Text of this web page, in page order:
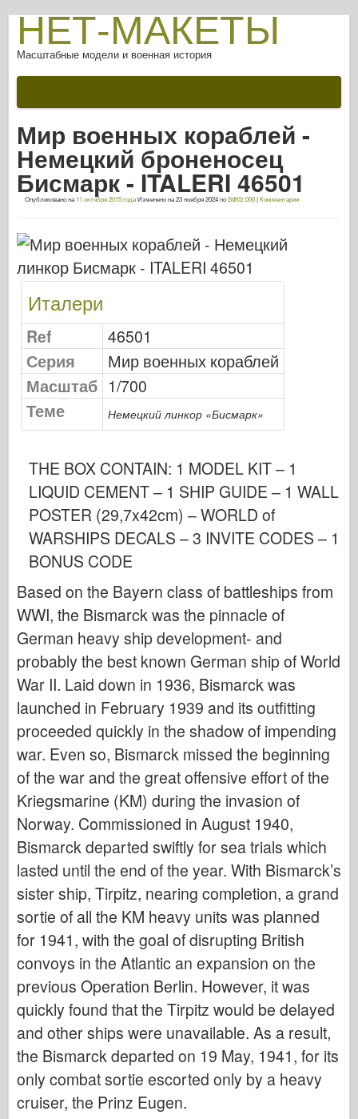
НЕТ-МАКЕТЫ
Масштабные модели и военная история
После битвы
Оружие AFV
Союзная ось
Броня ФотоГалерея
Конкорд
Орехи и болты
Моделирование Osprey
Оспри Издательский
Сигнал эскадрильи
ТанкВласть
Грузовики и танки
Wydawnictwo Милитария
Макеты
Академии
Модели тузов
Клуб AFV
Airfix
Ввс
Модель АЗ
Черная собака
Бронко
Кибер-хобби
Днепромодель
Дракона
Эдуард
E.T. Модель
Тонкие формы
Силы доблести
ФриулМодель
Хасэгава
Хеллер
ХоббиБос
Модели IBG
Jc.
Италери
Легенда
Менг Модель
Мир военных кораблей -
Немецкий броненосец
Бисмарк - ITALERI 46501
Опубликовано на 11 октября 2015 годаИзменено на23 ноября 2024поSdKfz.000|Комментарии
Италери
Ref
46501
Серия
Мир военных кораблей
Масштаб 1/700
Теме
Немецкий линкор «Бисмарк»
THE BOX CONTAIN: 1 MODEL KIT – 1
LIQUID CEMENT – 1 SHIP GUIDE – 1 WALL
POSTER (29,7x42cm) – WORLD of
WARSHIPS DECALS – 3 INVITE CODES – 1
BONUS CODE
Based on the Bayern class of battleships from
WWI, the Bismarck was the pinnacle of
German heavy ship development- and
probably the best known German ship of World
War II. Laid down in 1936, Bismarck was
launched in February 1939 and its outfitting
proceeded quickly in the shadow of impending
war. Even so, Bismarck missed the beginning
of the war and the great offensive effort of the
Kriegsmarine (KM) during the invasion of
Norway. Commissioned in August 1940,
Bismarck departed swiftly for sea trials which
lasted until the end of the year. With Bismarck’s
sister ship, Tirpitz, nearing completion, a grand
sortie of all the KM heavy units was planned
for 1941, with the goal of disrupting British
convoys in the Atlantic an expansion on the
previous Operation Berlin. However, it was
quickly found that the Tirpitz would be delayed
and other ships were unavailable. As a result,
the Bismarck departed on 19 May, 1941, for its
only combat sortie escorted only by a heavy
cruiser, the Prinz Eugen.